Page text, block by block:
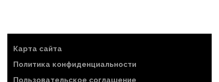
Карта сайта
Политика конфиденциальности
Пользовательское соглашение